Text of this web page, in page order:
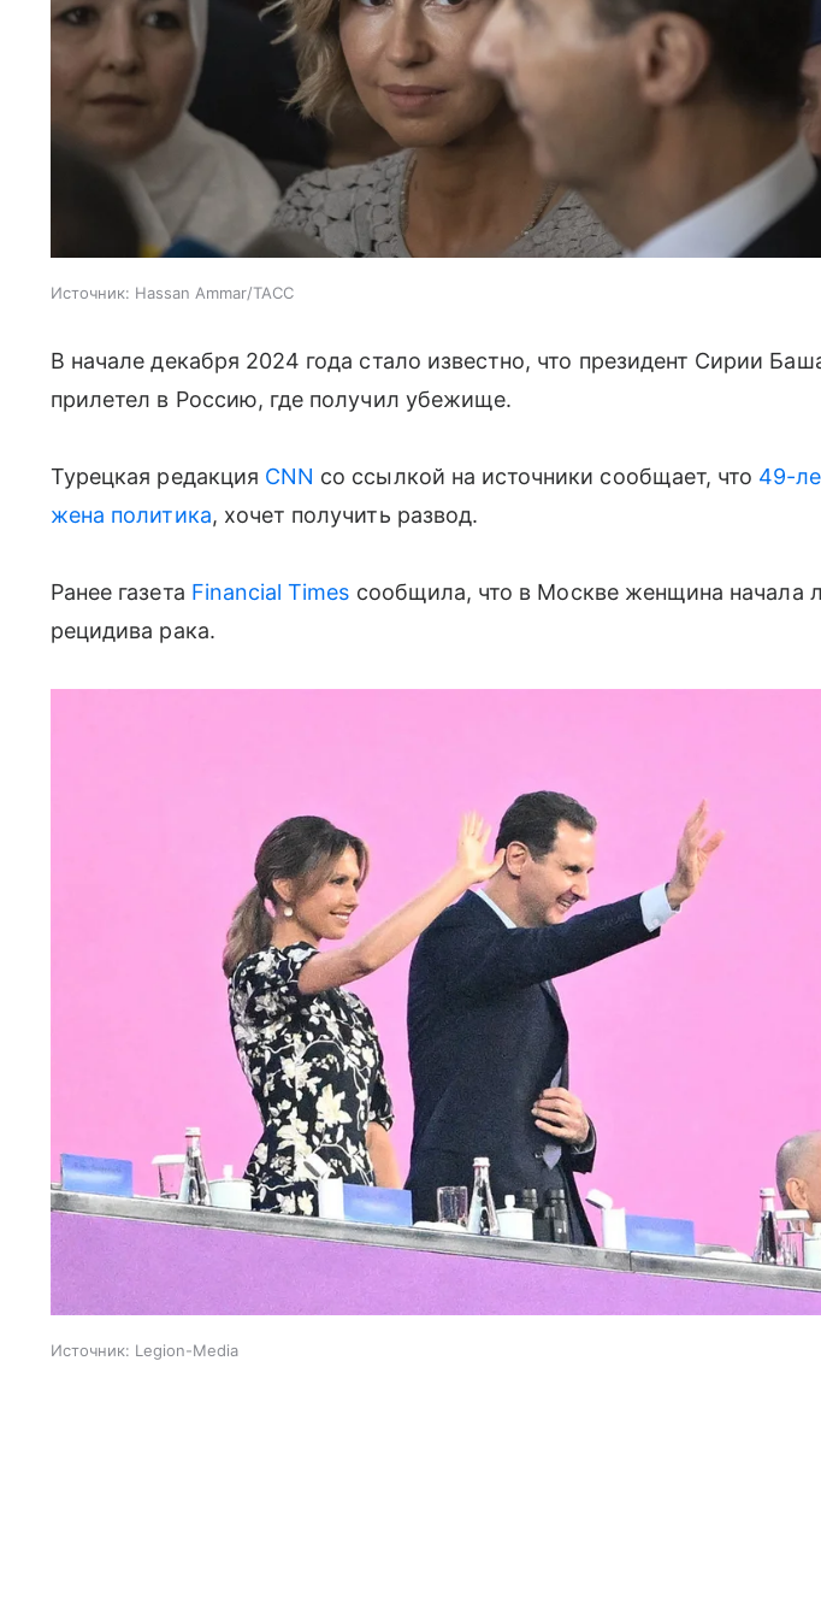
Источник: Hassan Ammar/ТАСС
В начале декабря 2024 года стало известно, что президент Сирии
прилетел в Россию, где получил убежище.
Турецкая редакция CNN со ссылкой на источники сообщает, что 49-
жена политика, хочет получить развод.
Ранее газета Financial Times сообщила, что в Москве женщина начала
рецидива рака.
Источник: Legion-Media